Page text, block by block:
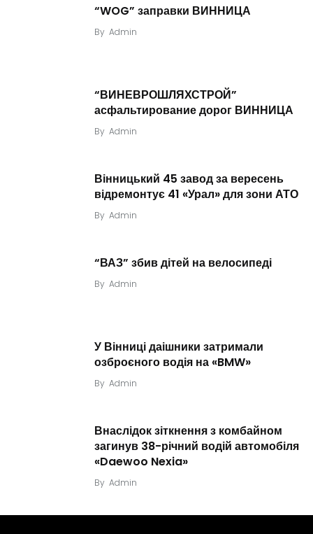
“WOG” заправки ВИННИЦА
By Admin
“ВИНЕВРОШЛЯХСТРОЙ”
асфальтирование дорог ВИННИЦА
By Admin
Вінницький 45 завод за вересень
відремонтує 41 «Урал» для зони АТО
By Admin
“ВАЗ” збив дітей на велосипеді
By Admin
У Вінниці даішники затримали
озброєного водія на «BMW»
By Admin
Внаслідок зіткнення з комбайном
загинув 38-річний водій автомобіля
«Daewoo Nexia»
By Admin